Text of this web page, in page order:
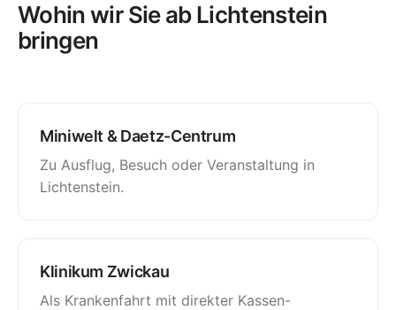
Wohin wir Sie ab Lichtenstein
bringen
Miniwelt & Daetz-Centrum
Zu Ausflug, Besuch oder Veranstaltung in
Lichtenstein.
Klinikum Zwickau
Als Krankenfahrt mit direkter Kassen-